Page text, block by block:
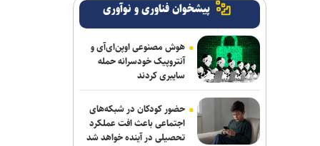
پیشخوان فناوری و نوآوری
هوش مصنوعی اوپن‌ای‌آی و
آنتروپیک خودسرانه حمله
سایبری کردند
حضور کودکان در شبکه‌های
اجتماعی باعث افت عملکرد
تحصیلی در آینده خواهد شد